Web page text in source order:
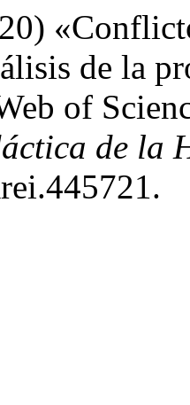
de la
of
de la